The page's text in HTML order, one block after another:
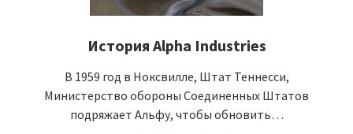
История Alpha Industries
В 1959 год в Ноксвилле, Штат Теннесси,
Министерство обороны Соединенных Штатов
подряжает Альфу, чтобы обновить…